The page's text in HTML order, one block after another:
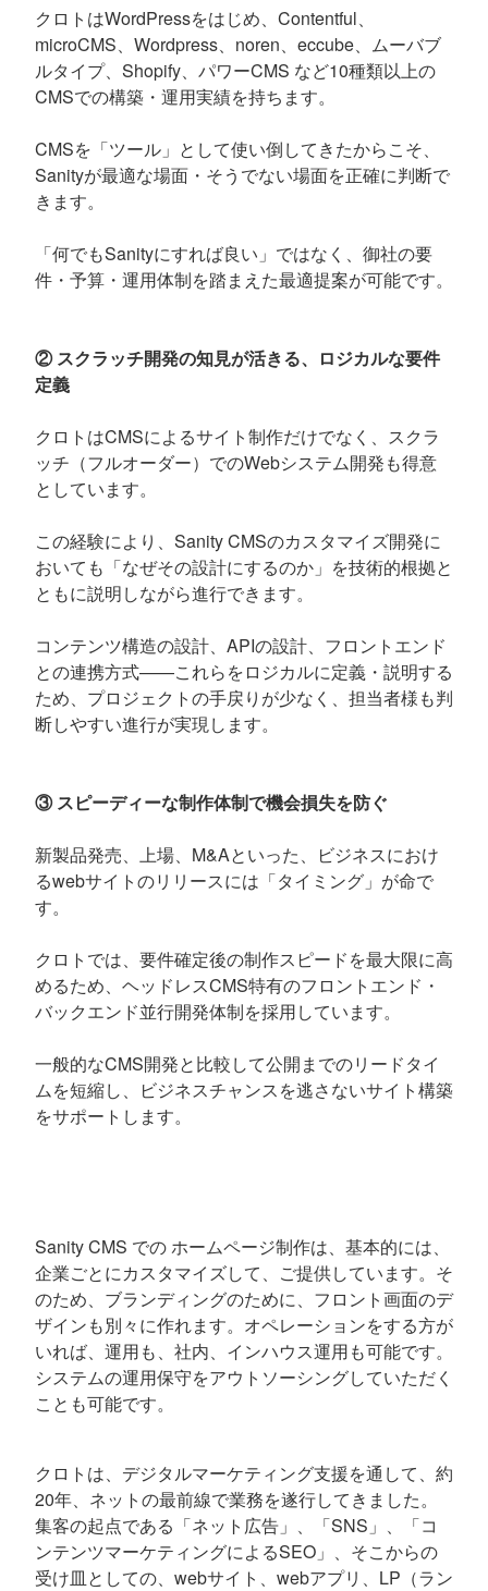
クロトはWordPressをはじめ、Contentful、
microCMS、Wordpress、noren、eccube、ムーバブ
ルタイプ、Shopify、パワーCMS など10種類以上の
CMSでの構築・運用実績を持ちます。
CMSを「ツール」として使い倒してきたからこそ、
Sanityが最適な場面・そうでない場面を正確に判断で
きます。
「何でもSanityにすれば良い」ではなく、御社の要
件・予算・運用体制を踏まえた最適提案が可能です。
② スクラッチ開発の知見が活きる、ロジカルな要件
定義
クロトはCMSによるサイト制作だけでなく、スクラ
ッチ（フルオーダー）でのWebシステム開発も得意
としています。
この経験により、Sanity CMSのカスタマイズ開発に
おいても「なぜその設計にするのか」を技術的根拠と
ともに説明しながら進行できます。
コンテンツ構造の設計、APIの設計、フロントエンド
との連携方式——これらをロジカルに定義・説明する
ため、プロジェクトの手戻りが少なく、担当者様も判
断しやすい進行が実現します。
③ スピーディーな制作体制で機会損失を防ぐ
新製品発売、上場、M&Aといった、ビジネスにおけ
るwebサイトのリリースには「タイミング」が命で
す。
クロトでは、要件確定後の制作スピードを最大限に高
めるため、ヘッドレスCMS特有のフロントエンド・
バックエンド並行開発体制を採用しています。
一般的なCMS開発と比較して公開までのリードタイ
ムを短縮し、ビジネスチャンスを逃さないサイト構築
をサポートします。
Sanity CMS での ホームページ制作は、基本的には、
企業ごとにカスタマイズして、ご提供しています。そ
のため、ブランディングのために、フロント画面のデ
ザインも別々に作れます。オペレーションをする方が
いれば、運用も、社内、インハウス運用も可能です。
システムの運用保守をアウトソーシングしていただく
ことも可能です。
クロトは、デジタルマーケティング支援を通して、約
20年、ネットの最前線で業務を遂行してきました。
集客の起点である「ネット広告」、「SNS」、「コ
ンテンツマーケティングによるSEO」、そこからの
受け皿としての、webサイト、webアプリ、LP（ラン